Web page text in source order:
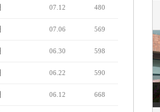
07.12 480
07.06 569
06.30 598
06.22 590
06.12 668